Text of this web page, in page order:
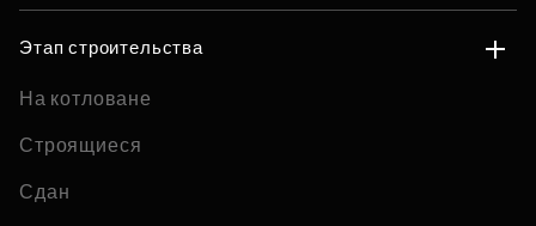
Этап строительства
На котловане
Строящиеся
Сдан